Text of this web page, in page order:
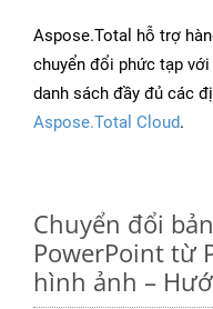
Aspose.Total hỗ trợ
chuyển đổi phức tạp
danh sách đầy đủ các
Aspose.Total Cloud.
Chuyển đổi
PowerPoint từ
hình ảnh –